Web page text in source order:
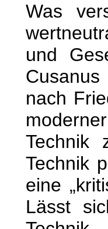
Was
und
nach
Technik
Technik
eine
Lässt